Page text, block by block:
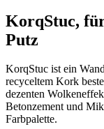
KorqStuc,
Putz
KorqStuc ist ein
recyceltem Kork
dezenten
Betonzement und
Farbpalette.